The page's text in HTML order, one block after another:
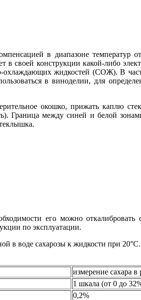
в диапазоне
своей конструкции какой-либо
жидкостей (СОЖ). В
в виноделии, для
окошко, прижать каплю
Граница между синей и белой
его можно
по эксплуатации.
в воде сахарозы к жидкости при
измерение сахара
1 шкала (от 0 до
0,2%